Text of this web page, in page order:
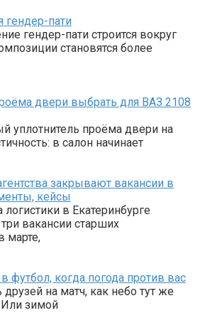
гендер-пати
гендер-пати строится вокруг
становятся более
двери выбрать для ВАЗ 2108
уплотнитель проёма двери на
в салон начинает
закрывают вакансии в
кейсы
в Екатеринбурге
вакансии старших
марте,
футбол, когда погода против вас
друзей на матч, как небо тут же
Или зимой